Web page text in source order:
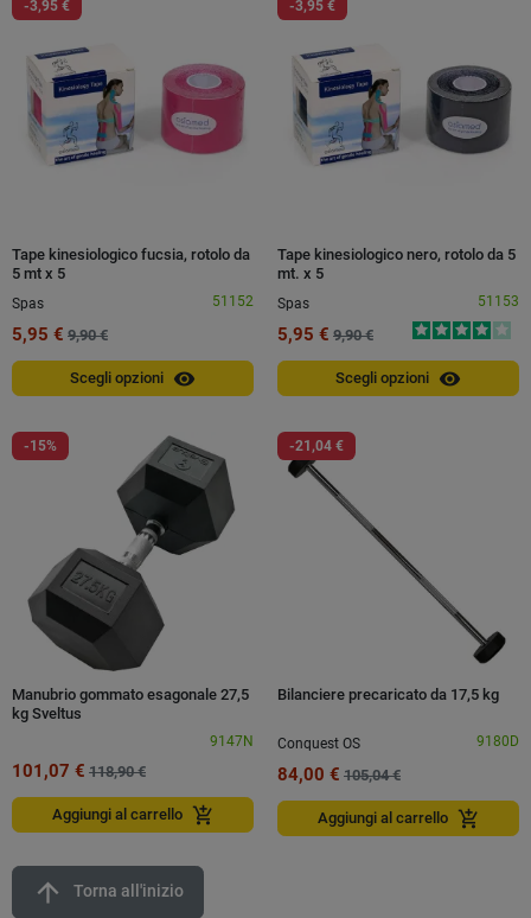
-3,95 €
Tape kinesiologico fucsia, rotolo da
5 mt x 5
Spas
51152
5,95 € 9,90 €
Scegli opzioni visibility
-3,95 €
Tape kinesiologico nero, rotolo da 5
mt. x 5
Spas
51153
5,95 € 9,90 €
Scegli opzioni visibility
-15%
Manubrio gommato esagonale 27,5
kg Sveltus
9147N
101,07 € 118,90 €
Aggiungi al carrello add_shopping_cart
-21,04 €
Bilanciere precaricato da 17,5 kg
Conquest OS 9180D
84,00 € 105,04 €
Aggiungi al carrello add_shopping_cart
arrow_upward Torna all'inizio